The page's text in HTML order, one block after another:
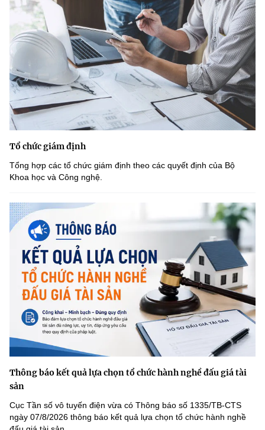
Tổ chức giám định
Tổng hợp các tổ chức giám định theo các quyết định của Bộ
Khoa học và Công nghệ.
Thông báo kết quả lựa chọn tổ chức hành nghề đấu giá tài
sản
Cục Tần số vô tuyến điện vừa có Thông báo số 1335/TB-CTS
ngày 07/8/2026 thông báo kết quả lựa chọn tổ chức hành nghề